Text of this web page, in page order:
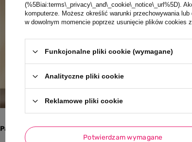
Parametry techniczne:
(%5Biai:terms\_privacy\_and\_cookie\_notice\_url%5D).
komputerze. Możesz określić warunki przechowywania
w dowolnym momencie poprzez usunięcie plików cookies
Funkcjonalne pliki cookie (wymagane)
Analityczne pliki cookie
Reklamowe pliki cookie
Potwierdzam wymagane